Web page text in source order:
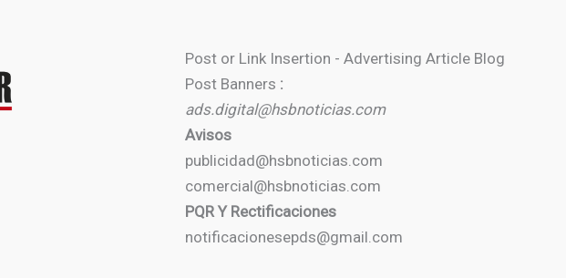
Post or Link Insertion - Advertising Article Blog
Post Banners :
ads.digital@hsbnoticias.com
Avisos
publicidad@hsbnoticias.com
comercial@hsbnoticias.com
PQR Y Rectificaciones
notificacionesepds@gmail.com